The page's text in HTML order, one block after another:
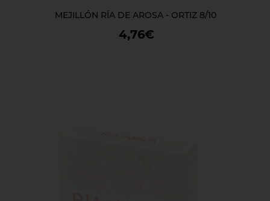
MEJILLÓN RÍA DE AROSA - ORTIZ 8/10
4,76€